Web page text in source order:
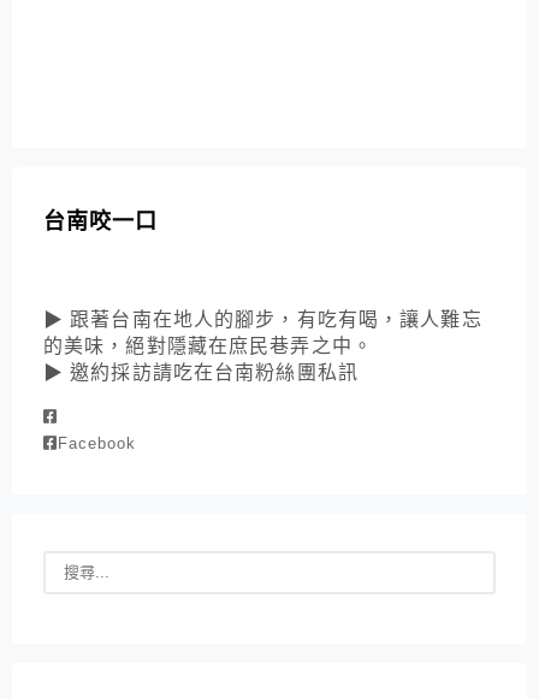
台南咬一口
▶ 跟著台南在地人的腳步，有吃有喝，讓人難忘
的美味，絕對隱藏在庶民巷弄之中。
▶ 邀約採訪請吃在台南粉絲團私訊
Facebook